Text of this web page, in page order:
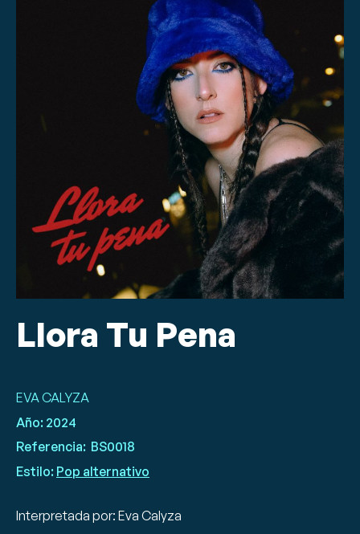
Llora Tu Pena
EVA CALYZA
Año: 2024
Referencia: BS0018
Estilo: Pop alternativo
Interpretada por: Eva Calyza